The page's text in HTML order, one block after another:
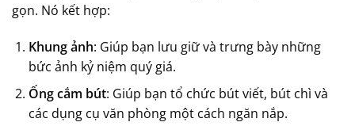
gọn. Nó kết hợp:
Khung ảnh: Giúp bạn lưu giữ và trưng bày những
bức ảnh kỷ niệm quý giá.
Ống cắm bút: Giúp bạn tổ chức bút viết, bút chì và
các dụng cụ văn phòng một cách ngăn nắp.